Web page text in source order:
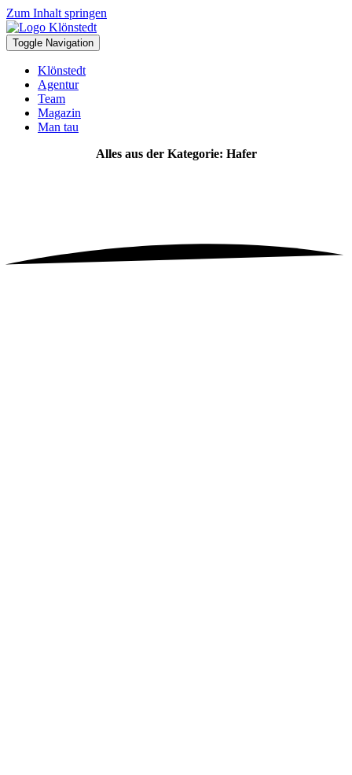
Zum Inhalt springen
Toggle Navigation
Klönstedt
Agentur
Team
Magazin
Man tau
Alles aus der Kategorie: Hafer